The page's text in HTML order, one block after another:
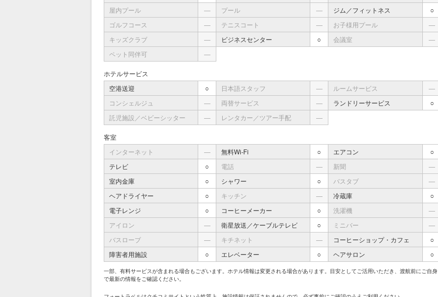
屋内プール
― プール ― ジム／フィットネス
○
ゴルフコース
― テニスコート ― お子様用プール
―
キッズクラブ
― ビジネスセンター ○ 会議室
―
ペット同伴可
―
ホテルサービス
空港送迎
○ 日本語スタッフ ― ルームサービス
―
コンシェルジュ
― 両替サービス ― ランドリーサービス
○
託児施設／ベビーシッター
― レンタカー／ツアー手配 ―
客室
インターネット
― 無料Wi-Fi ○ エアコン
○
テレビ
○ 電話 ― 新聞
―
室内金庫
○ シャワー ○ バスタブ
―
ヘアドライヤー
○ キッチン ― 冷蔵庫
○
電子レンジ
○ コーヒーメーカー ○ 洗濯機
―
アイロン
― 衛星放送／ケーブルテレビ ○ ミニバー
―
バスローブ
― キチネット ― コーヒーショップ・カフェ
○
障害者用施設
○ エレベーター ○ ヘアサロン ○
一部、有料サービスが含まれる場合もございます。ホテル情報は変更される場合があります。目安としてご活用いただき、渡航前にご自身
で最新の情報をご確認ください。